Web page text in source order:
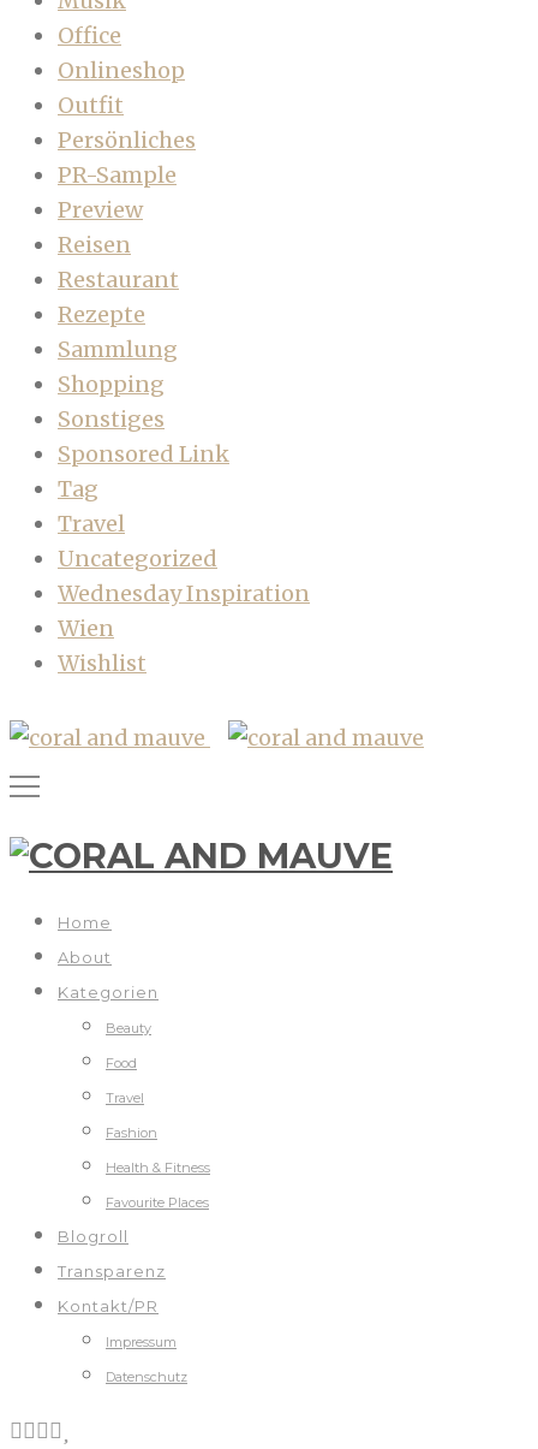
Office
Onlineshop
Outfit
Persönliches
PR-Sample
Preview
Reisen
Restaurant
Rezepte
Sammlung
Shopping
Sonstiges
Sponsored Link
Tag
Travel
Uncategorized
Wednesday Inspiration
Wien
Wishlist
Home
About
Kategorien
Beauty
Food
Travel
Fashion
Health & Fitness
Favourite Places
Blogroll
Transparenz
Kontakt/PR
Impressum
Datenschutz